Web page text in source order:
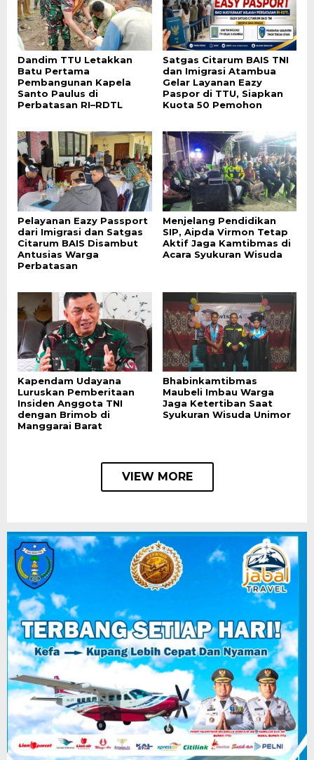
Dandim TTU Letakkan
Batu Pertama
Pembangunan Kapela
Santo Paulus di
Perbatasan RI–RDTL
Satgas Citarum BAIS TNI
dan Imigrasi Atambua
Gelar Layanan Eazy
Paspor di TTU, Siapkan
Kuota 50 Pemohon
Pelayanan Eazy Passport
dari Imigrasi dan Satgas
Citarum BAIS Disambut
Antusias Warga
Perbatasan
Menjelang Pendidikan
SIP, Aipda Virmon Tetap
Aktif Jaga Kamtibmas di
Acara Syukuran Wisuda
Kapendam Udayana
Luruskan Pemberitaan
Insiden Anggota TNI
dengan Brimob di
Manggarai Barat
Bhabinkamtibmas
Maubeli Imbau Warga
Jaga Ketertiban Saat
Syukuran Wisuda Unimor
VIEW MORE